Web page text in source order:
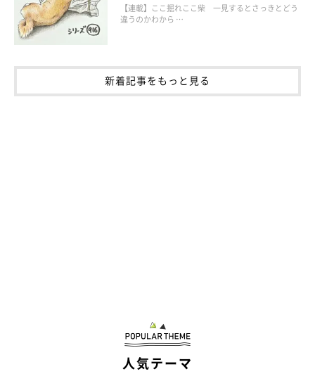
【連載】ここ掘れここ柴 一見するとさっきとどう
違うのかわから …
新着記事をもっと見る
人気テーマ